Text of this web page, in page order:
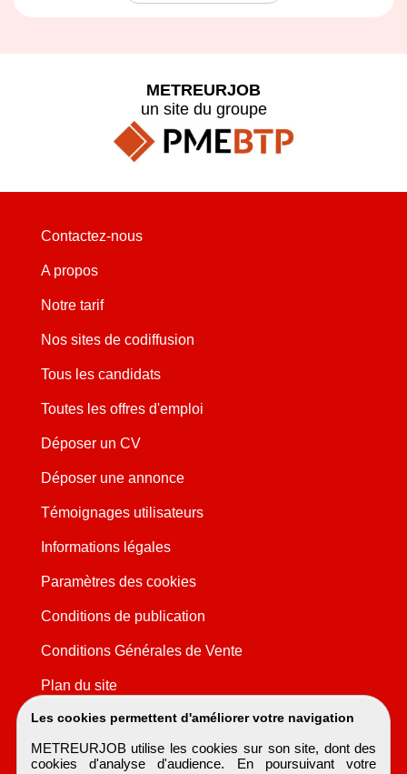
Les cookies permettent d'améliorer votre navigation
METREURJOB utilise les cookies sur son site, dont des
cookies d'analyse d'audience. En poursuivant votre
METREURJOB
un site du groupe
Contactez-nous
A propos
Notre tarif
Nos sites de codiffusion
Tous les candidats
Toutes les offres d'emploi
Déposer un CV
Déposer une annonce
Témoignages utilisateurs
Informations légales
Paramètres des cookies
Conditions de publication
Conditions Générales de Vente
Plan du site